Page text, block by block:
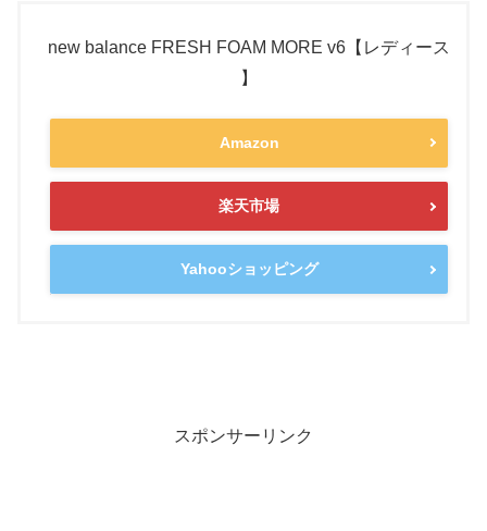
new balance FRESH FOAM MORE v6【レディース
】
Amazon
楽天市場
Yahooショッピング
スポンサーリンク